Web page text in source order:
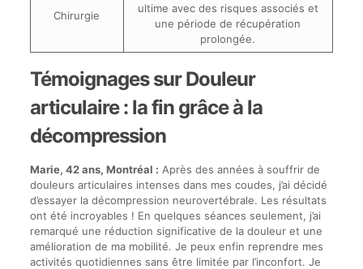
Chirurgie
ultime avec des risques associés et
une période de récupération
prolongée.
Témoignages sur Douleur
articulaire : la fin grâce à la
décompression
Marie, 42 ans, Montréal : Après des années à souffrir de
douleurs articulaires intenses dans mes coudes, j’ai décidé
d’essayer la décompression neurovertébrale. Les résultats
ont été incroyables ! En quelques séances seulement, j’ai
remarqué une réduction significative de la douleur et une
amélioration de ma mobilité. Je peux enfin reprendre mes
activités quotidiennes sans être limitée par l’inconfort. Je